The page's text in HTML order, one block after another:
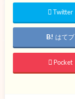
Twitter
はてブ
Pocket